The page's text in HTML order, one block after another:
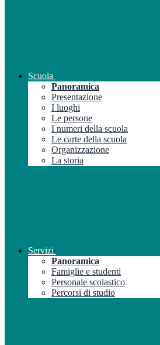
Scuola
Panoramica
Presentazione
I luoghi
Le persone
I numeri della scuola
Le carte della scuola
Organizzazione
La storia
Servizi
Panoramica
Famiglie e studenti
Personale scolastico
Percorsi di studio